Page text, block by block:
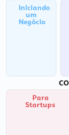
Iniciando
um
Negócio
Para
Startups